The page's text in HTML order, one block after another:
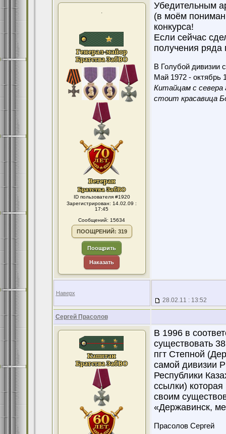
.
ID пользователя #1920
Зарегистрирован: 14.02.09 :
17:45
Сообщений: 15634
ПООЩРЕНИЙ: 319
Поощрить
Наказать
Убедительным
(в моём
конкурса!
Если сейчас
получения ряда
В Голубой дивизии
Май 1972 - октябрь
Китайцам с севера
стоит красавица
Наверх
28.02.11 : 13:52
Сергей Прасолов
В 1996 в
существовать
пгт Степной
самой дивизии
Республики
ссылки)
своим
«Державинск,
Прасолов Сергей